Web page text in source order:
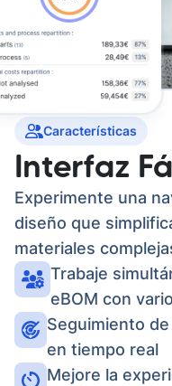
Características
Interfaz
Experimente una
diseño que
materiales
Trabaje
eBOM con
Seguimiento
en tiempo real
Mejore la